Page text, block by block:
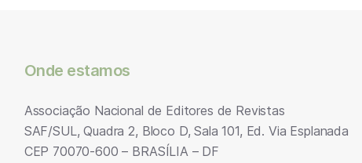
Onde estamos
Associação Nacional de Editores de Revistas
SAF/SUL, Quadra 2, Bloco D, Sala 101, Ed. Via Esplanada
CEP 70070-600 – BRASÍLIA – DF